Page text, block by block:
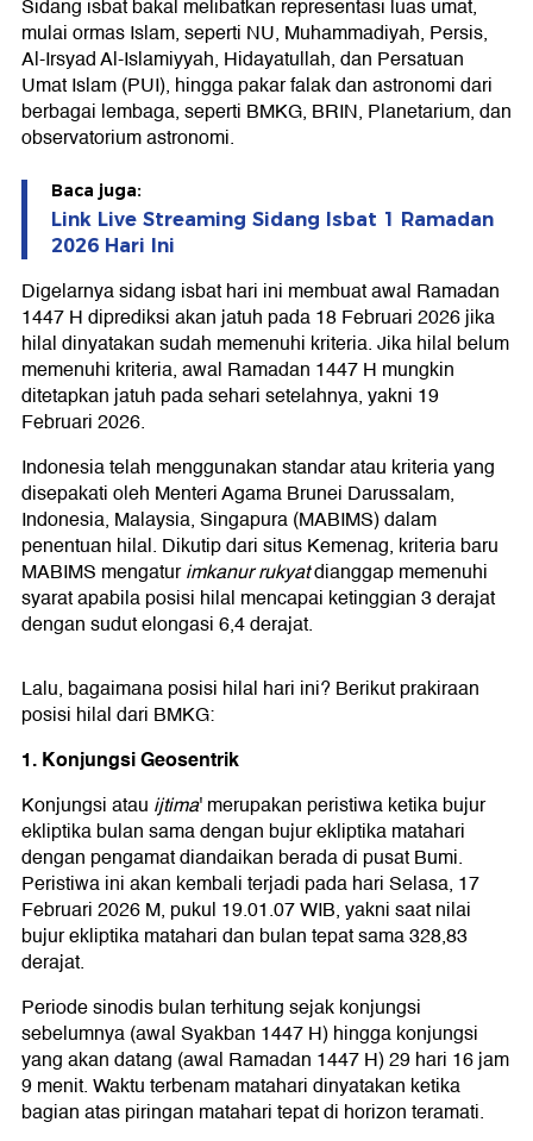
Sidang isbat bakal melibatkan representasi luas umat,
mulai ormas Islam, seperti NU, Muhammadiyah, Persis,
Al-Irsyad Al-Islamiyyah, Hidayatullah, dan Persatuan
Umat Islam (PUI), hingga pakar falak dan astronomi dari
berbagai lembaga, seperti BMKG, BRIN, Planetarium, dan
observatorium astronomi.
Baca juga:
Link Live Streaming Sidang Isbat 1 Ramadan
2026 Hari Ini
Digelarnya sidang isbat hari ini membuat awal Ramadan
1447 H diprediksi akan jatuh pada 18 Februari 2026 jika
hilal dinyatakan sudah memenuhi kriteria. Jika hilal belum
memenuhi kriteria, awal Ramadan 1447 H mungkin
ditetapkan jatuh pada sehari setelahnya, yakni 19
Februari 2026.
Indonesia telah menggunakan standar atau kriteria yang
disepakati oleh Menteri Agama Brunei Darussalam,
Indonesia, Malaysia, Singapura (MABIMS) dalam
penentuan hilal. Dikutip dari situs Kemenag, kriteria baru
MABIMS mengaturimkanur rukyatdianggap memenuhi
syarat apabila posisi hilal mencapai ketinggian 3 derajat
dengan sudut elongasi 6,4 derajat.
Lalu, bagaimana posisi hilal hari ini? Berikut prakiraan
posisi hilal dari BMKG:
1. Konjungsi Geosentrik
Konjungsi atau ijtima' merupakan peristiwa ketika bujur
ekliptika bulan sama dengan bujur ekliptika matahari
dengan pengamat diandaikan berada di pusat Bumi.
Peristiwa ini akan kembali terjadi pada hari Selasa, 17
Februari 2026 M, pukul 19.01.07 WIB, yakni saat nilai
bujur ekliptika matahari dan bulan tepat sama 328,83
derajat.
Periode sinodis bulan terhitung sejak konjungsi
sebelumnya (awal Syakban 1447 H) hingga konjungsi
yang akan datang (awal Ramadan 1447 H) 29 hari 16 jam
9 menit. Waktu terbenam matahari dinyatakan ketika
bagian atas piringan matahari tepat di horizon teramati.